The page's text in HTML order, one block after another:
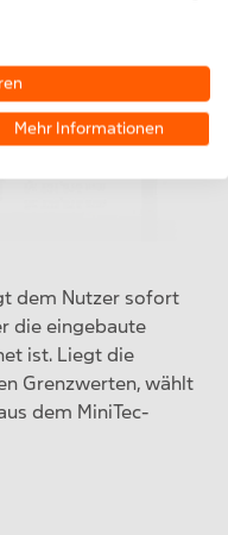
dem Nutzer sofort
die eingebaute
ist. Liegt die
Grenzwerten, wählt
dem MiniTec-
Mehr Informationen